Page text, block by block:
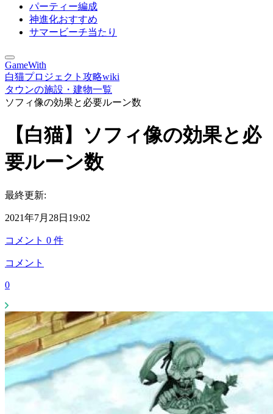
パーティー編成
神進化おすすめ
サマービーチ当たり
GameWith
白猫プロジェクト攻略wiki
タウンの施設・建物一覧
ソフィ像の効果と必要ルーン数
【白猫】ソフィ像の効果と必
要ルーン数
最終更新:
2021年7月28日19:02
コメント 0 件
コメント
0